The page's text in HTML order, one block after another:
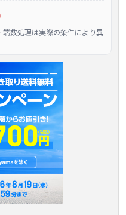
数処理は実際の条件により異